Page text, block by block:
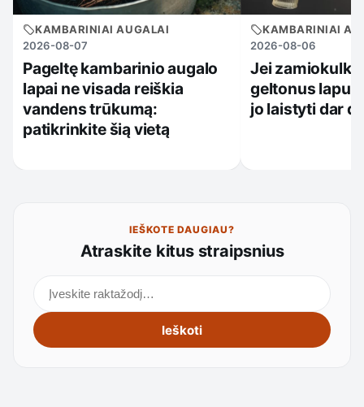
KAMBARINIAI AUGALAI
2026-08-07
Pageltę kambarinio augalo
lapai ne visada reiškia
vandens trūkumą:
patikrinkite šią vietą
KAMBARINIAI
2026-08-06
Jei
geltonus
jo laistyti dar
IEŠKOTE DAUGIAU?
Atraskite kitus straipsnius
Ieškoti